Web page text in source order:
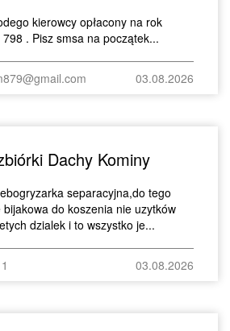
kierowcy opłacony na rok
. Pisz smsa na początek...
03.08.2026
Dachy Kominy
separacyjna,do tego
do koszenia nie uzytków
dzialek i to wszystko je...
03.08.2026